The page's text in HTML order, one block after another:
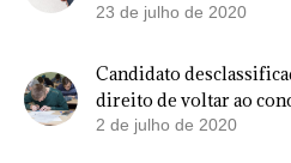
23 de julho de 2020
Candidato
direito de voltar ao
2 de julho de 2020